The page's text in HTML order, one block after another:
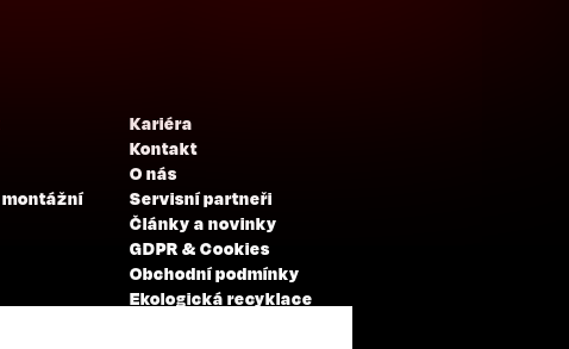
montážní
Kariéra
Kontakt
O nás
Servisní partneři
Články a novinky
GDPR & Cookies
Obchodní podmínky
Ekologická recyklace